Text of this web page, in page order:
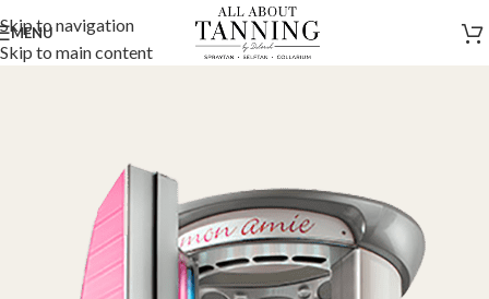
Skip to navigation
Skip to main content
MENU